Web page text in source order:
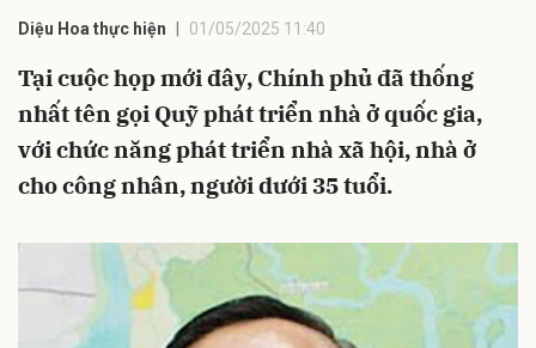
Diệu Hoa thực hiện 01/05/2025 11:40
Tại cuộc họp mới đây, Chính phủ đã thống
nhất tên gọi Quỹ phát triển nhà ở quốc gia,
với chức năng phát triển nhà xã hội, nhà ở
cho công nhân, người dưới 35 tuổi.
Hủy